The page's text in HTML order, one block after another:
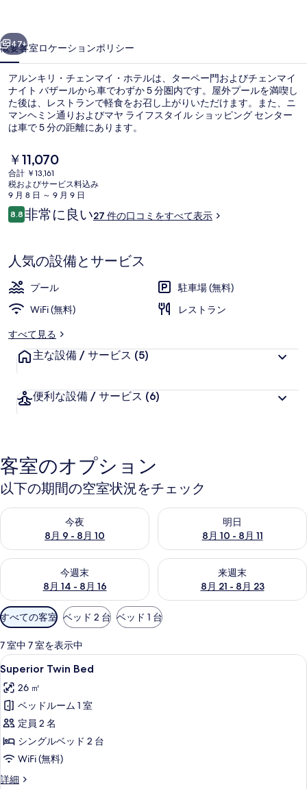
ン
マ
イ・
ホ
テ
ル
の
写
真
ャ
ラ
リ
ー
次へ
47+
概要客室ロケーションポリシー
アルンキリ・チェンマイ・ホテルは、ターペー門およびチェンマイ
ナイト バザールから車でわずか 5 分圏内です。屋外プールを満喫し
た後は、レストランで軽食をお召し上がりいただけます。また、ニ
マンヘミン通りおよびマヤ ライフスタイル ショッピング センター
は車で 5 分の距離にあります。
現
在
の
料
金
は
す
￥11,070
合計 ￥13,161
税およびサービス料込み
9 月 8 日 ～ 9 月 9 日
口
コ
8.810段階中8.8
非常に良い27 件の口コミをすべて表示
人気の設備とサービス
プール
駐車場 (無料)
WiFi (無料)
レストラン
すべて見る
主な設備 / サービス (5)
便利な設備 / サービス (6)
客室のオプション
以下の期間の空室状況をチェック
今夜
8月 9 - 8月 10
今夜 8月 9 - 8月 10 の空室状況をチェック
明日
8月 10 - 8月 11
明日 8月 10 - 8月 11 の空室状
今週末
8月 14 - 8月 16
今週末 8月 14 - 8月 16 の空室状況をチェック
来週末
8月 21 - 8月 23
来週末 8月 21 - 8月 23 の空室
利
用
可
能
な
客
室
の
り
込
み
すべての客室 ベッド 2 台 ベッド 1 台
7 室中 7 室を表示中
Superior
Twin
Bed
の
す
べ
て
の
Superior Twin Bed | セーフティボッ
7
Superior Twin Bed
26 ㎡
ベッドルーム 1 室
定員 2 名
シングルベッド 2 台
WiFi (無料)
詳細
Superior